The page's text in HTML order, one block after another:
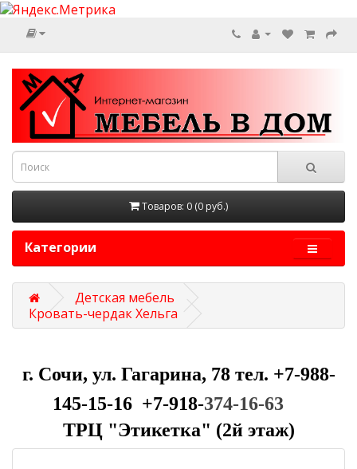
Товаров: 0 (0 руб.)
Категории
Детская мебель
Кровать-чердак Хельга
г. Сочи, ул. Гагарина, 78 тел. +7-988-
145-15-16 +7-918-374-16-63
ТРЦ "Этикетка" (2й этаж)